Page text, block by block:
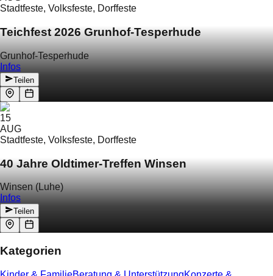
Stadtfeste, Volksfeste, Dorffeste
Teichfest 2026 Grunhof-Tesperhude
Grunhof-Tesperhude
Infos
Teilen
15
AUG
Stadtfeste, Volksfeste, Dorffeste
40 Jahre Oldtimer-Treffen Winsen
Winsen (Luhe)
Infos
Teilen
Kategorien